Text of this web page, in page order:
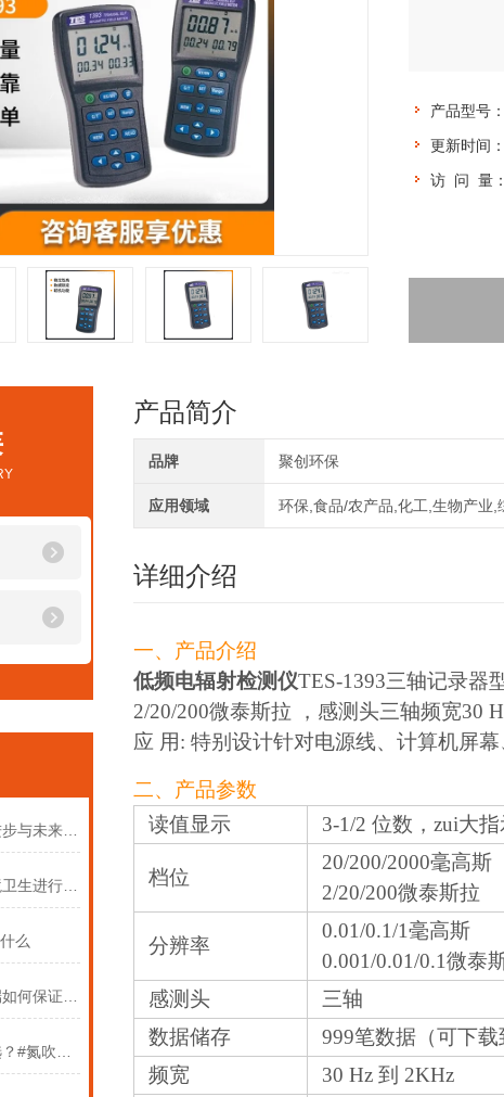
产品型号：
更新时间：
访 问 量：
么
产品简介
品牌 聚创环保
应用领域 环保,食品/农产品,化工,生物产业,
详细介绍
一、产品介绍
低频电辐射检测仪TES-1393三轴记录器
2/20/200微泰斯拉 ，感测头三轴频宽30
应 用: 特别设计针对电源线、计算机屏
二、产品参数
读值显示
3-1/2 位数，zui大指
档位
20/200/2000毫高斯
2/20/200微泰斯拉
分辨率
0.01/0.1/1毫高斯
0.001/0.01/0.1微泰
感测头
三轴
数据储存
999笔数据（可下载
频宽
30 Hz 到 2KHz